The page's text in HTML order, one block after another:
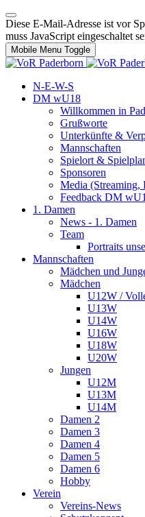
Diese E-Mail-Adresse ist vor
muss JavaScript eingeschaltet
Mobile Menu Toggle
N-E-W-S
DM wU18
Willkommen in
Grußworte
Unterkünfte &
Mannschaften
Spielort &
Sponsoren
Media (Streaming,
Feedback DM
1. Damen
News - 1. Damen
Team
Portraits
Mannschaften
Mädchen und
Mädchen
U12W /
U13W
U14W
U16W
U18W
U20W
Jungen
U12M
U13M
U14M
Damen 2
Damen 3
Damen 4
Damen 5
Damen 6
Hobby
Verein
Vereins-News